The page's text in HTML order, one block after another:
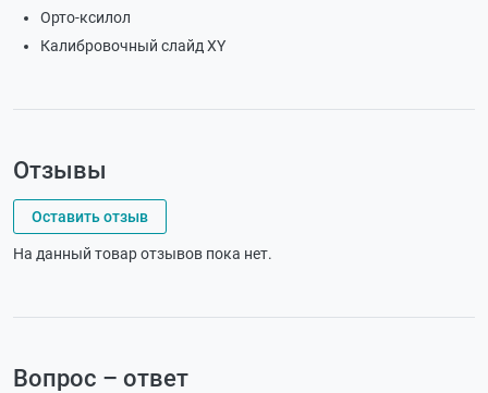
Орто-ксилол
Калибровочный слайд XY
Отзывы
Оставить отзыв
На данный товар отзывов пока нет.
Вопрос – ответ